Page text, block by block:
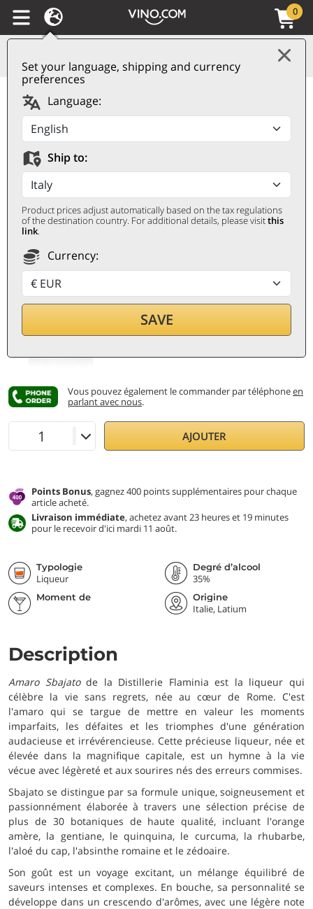
Set your language, shipping and currency
preferences
Language:
Ship to:
Product prices adjust automatically based on the tax regulations
of the destination country. For additional details, please visitthis
link.
Currency:
SAVE
0
Amaro Sbajato
Distilleria Flaminia
DISTILLERIA FLAMINIA
0,7 ℓ
30,80€
Vous pouvez également le commander par téléphoneen
parlant avec nous.
AJOUTER
Points Bonus, gagnez 400 points supplémentaires pour chaque
article acheté.
Livraison immédiate, achetez avant 23 heures et 19 minutes
pour le recevoir d'ici mardi 11 août.
Typologie
Liqueur
Degré d’alcool
35%
Moment de
Origine
Italie, Latium
Description
Amaro Sbajatode la Distillerie Flaminia est la liqueur qui
célèbre la vie sans regrets, née au cœur de Rome. C'est
l'amaro qui se targue de mettre en valeur les moments
imparfaits, les défaites et les triomphes d'une génération
audacieuse et irrévérencieuse. Cette précieuse liqueur, née et
élevée dans la magnifique capitale, est un hymne à la vie
vécue avec légèreté et aux sourires nés des erreurs commises.
Sbajato se distingue par sa formule unique, soigneusement et
passionnément élaborée à travers une sélection précise de
plus de 30 botaniques de haute qualité, incluant l'orange
amère, la gentiane, le quinquina, le curcuma, la rhubarbe,
l'aloé du cap, l'absinthe romaine et le zédoaire.
Son goût est un voyage excitant, un mélange équilibré de
saveurs intenses et complexes. En bouche, sa personnalité se
développe dans un crescendo d'arômes, avec une légère note